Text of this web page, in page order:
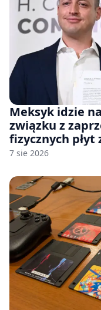
Meksyk idzie
związku z
fizycznych płyt
7 sie 2026